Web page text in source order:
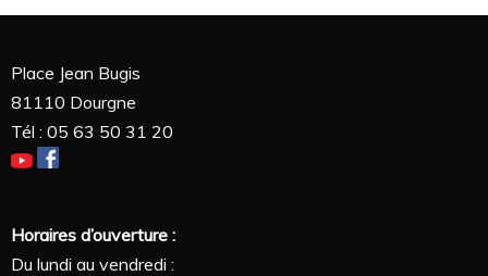
Place Jean Bugis
81110 Dourgne
Tél : 05 63 50 31 20
Horaires d’ouverture :
Du lundi au vendredi :